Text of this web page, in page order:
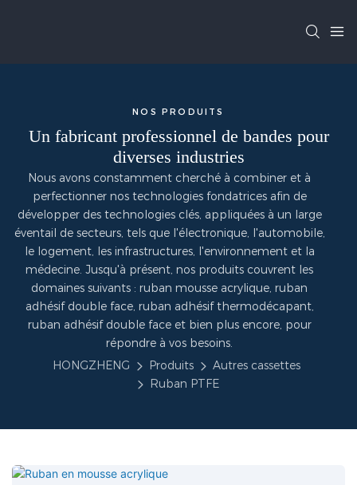
NOS PRODUITS
Un fabricant professionnel de bandes pour
diverses industries
Nous avons constamment cherché à combiner et à
perfectionner nos technologies fondatrices afin de
développer des technologies clés, appliquées à un large
éventail de secteurs, tels que l'électronique, l'automobile,
le logement, les infrastructures, l'environnement et la
médecine. Jusqu'à présent, nos produits couvrent les
domaines suivants : ruban mousse acrylique, ruban
adhésif double face, ruban adhésif thermodécapant,
ruban adhésif double face et bien plus encore, pour
répondre à vos besoins.
HONGZHENG
Produits
Autres cassettes
Ruban PTFE